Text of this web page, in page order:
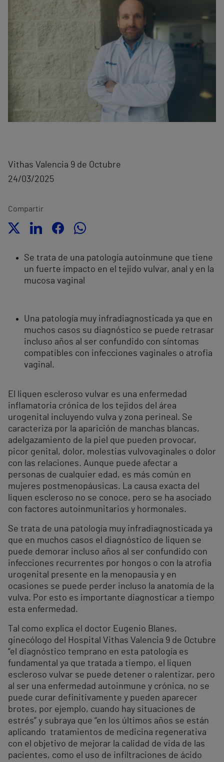
Vithas Valencia 9 de Octubre
24/03/2025
Compartir
Se trata de una patología autoinmune que tiene
un fuerte impacto en el tejido vulvar, anal y en la
mucosa vaginal
Una patología muy infradiagnosticada ya que en
muchos casos su diagnóstico se puede retrasar
incluso años al ser confundido con síntomas
compatibles con infecciones vaginales o atrofia
vaginal.
El liquen escleroso vulvar es una enfermedad
inflamatoria crónica de los tejidos del área
urogenital incluyendo vulva y zona perineal. Se
caracteriza por la aparición de manchas blancas,
adelgazamiento de la piel que pueden provocar,
picor genital, dolor, molestias vulvovaginales o dolor
con las relaciones. Aunque puede afectar a
personas de cualquier edad, es más común en
mujeres postmenopáusicas. La causa exacta del
liquen escleroso no se conoce, pero se ha asociado
con factores autoinmunitarios y hormonales.
Se trata de una patología muy infradiagnosticada ya
que en muchos casos el diagnóstico de liquen se
puede demorar incluso años al ser confundido con
infecciones recurrentes por hongos o con la atrofia
urogenital presente en la menopausia y en
ocasiones se puede perder incluso la anatomía de la
vulva. Por esto es importante diagnosticar a tiempo
esta enfermedad.
Tal como explica el doctor Eugenio Blanes,
ginecólogo del Hospital Vithas Valencia 9 de Octubre
“el diagnóstico temprano en esta patología es
fundamental ya que tratada a tiempo, el liquen
escleroso vulvar se puede detener o ralentizar, pero
al ser una enfermedad autoinmune y crónica, no se
puede curar definitivamente y pueden aparecer
brotes, por ejemplo, cuando hay situaciones de
estrés” y subraya que “en los últimos años se están
aplicando tratamientos de medicina regenerativa
con el objetivo de mejorar la calidad de vida de las
pacientes, como el uso de infiltraciones de ácido